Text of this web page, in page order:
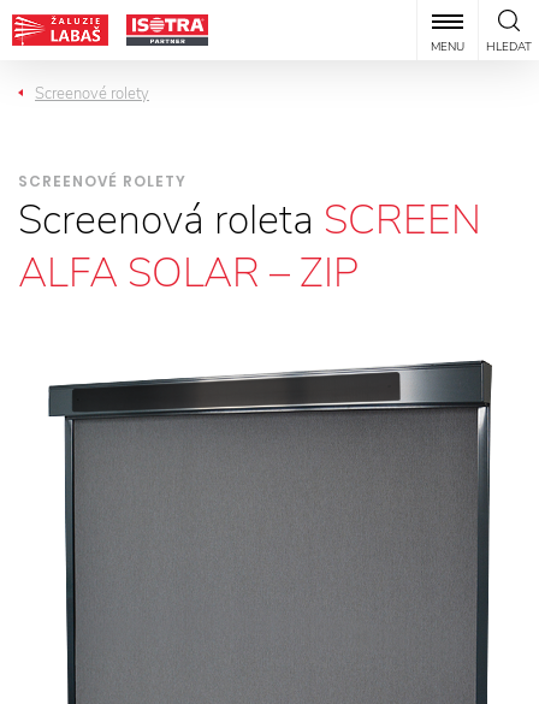
HLEDAT
MENU
Screenové rolety
SCREENOVÉ ROLETY
Screenová roleta SCREEN
ALFA SOLAR – ZIP